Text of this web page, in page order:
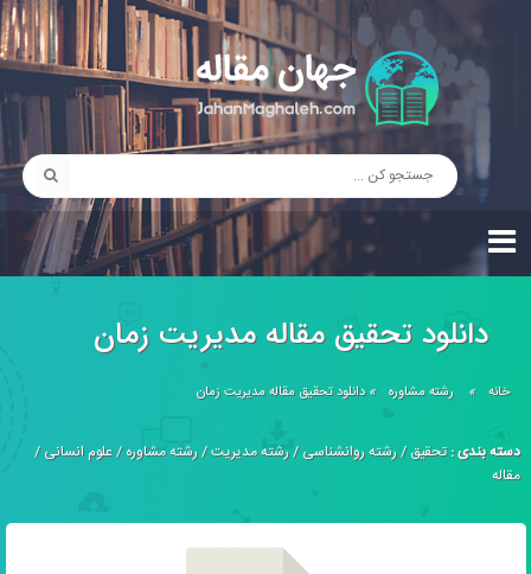
دانلود تحقیق مقاله مدیریت زمان
خانه » رشته مشاوره »دانلود تحقیق مقاله مدیریت زمان
دسته بندی :تحقیق/رشته روانشناسی/رشته مدیریت/رشته مشاوره/علوم انسانی/
مقاله